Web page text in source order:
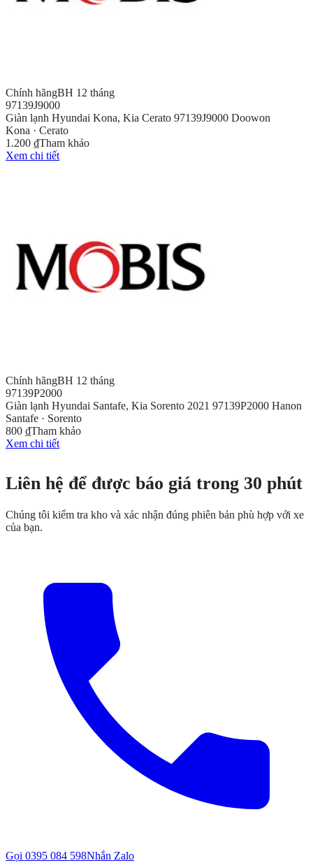
Chính hãngBH 12 tháng
97139J9000
Giàn lạnh Hyundai Kona, Kia Cerato 97139J9000 Doowon
Kona · Cerato
1.200 ₫Tham khảo
Xem chi tiết
Chính hãngBH 12 tháng
97139P2000
Giàn lạnh Hyundai Santafe, Kia Sorento 2021 97139P2000 Hanon
Santafe · Sorento
800 ₫Tham khảo
Xem chi tiết
Liên hệ để được báo giá trong 30 phút
Chúng tôi kiểm tra kho và xác nhận đúng phiên bản phù hợp với xe
của bạn.
Gọi 0395 084 598Nhắn Zalo